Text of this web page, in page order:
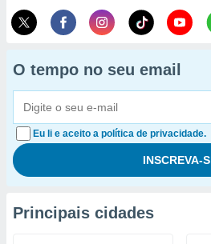
O tempo no seu email
Eu li e aceito a política de privacidade.
Principais cidades